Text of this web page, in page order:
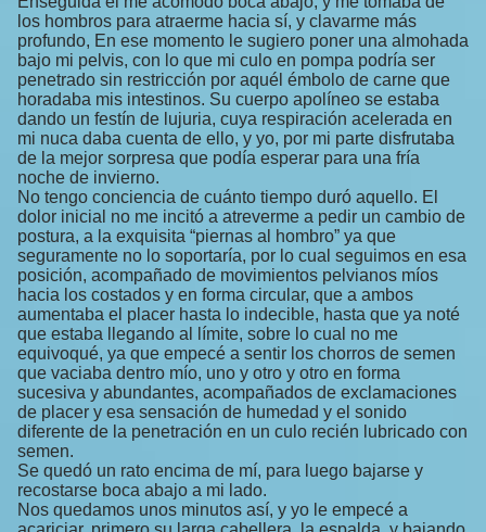
los hombros para atraerme hacia sí, y clavarme más
profundo, En ese momento le sugiero poner una almohada
bajo mi pelvis, con lo que mi culo en pompa podría ser
penetrado sin restricción por aquél émbolo de carne que
horadaba mis intestinos. Su cuerpo apolíneo se estaba
dando un festín de lujuria, cuya respiración acelerada en
mi nuca daba cuenta de ello, y yo, por mi parte disfrutaba
de la mejor sorpresa que podía esperar para una fría
noche de invierno.
No tengo conciencia de cuánto tiempo duró aquello. El
dolor inicial no me incitó a atreverme a pedir un cambio de
postura, a la exquisita “piernas al hombro” ya que
seguramente no lo soportaría, por lo cual seguimos en esa
posición, acompañado de movimientos pelvianos míos
hacia los costados y en forma circular, que a ambos
aumentaba el placer hasta lo indecible, hasta que ya noté
que estaba llegando al límite, sobre lo cual no me
equivoqué, ya que empecé a sentir los chorros de semen
que vaciaba dentro mío, uno y otro y otro en forma
sucesiva y abundantes, acompañados de exclamaciones
de placer y esa sensación de humedad y el sonido
diferente de la penetración en un culo recién lubricado con
semen.
Se quedó un rato encima de mí, para luego bajarse y
recostarse boca abajo a mi lado.
Nos quedamos unos minutos así, y yo le empecé a